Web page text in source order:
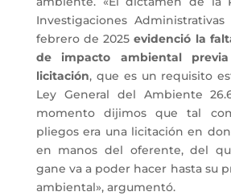
Investigaciones
febrero de 2025evidenció la
de impacto ambiental
licitación, que es un requisito
Ley General del Ambiente
momento dijimos que tal
pliegos era una licitación en
en manos del oferente, del
gane va a poder hacer hasta su
ambiental», argumentó.